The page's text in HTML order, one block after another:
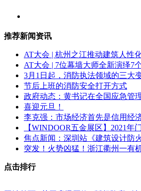
推荐新闻资讯
AT大会 | 杭州之江推动建筑人性
AT大会 | 7位幕墙大师全新演绎7
3月1日起，消防执法领域的三大
节后上班的消防安全打开方式
政府动态：黄书记在全国应急管
喜迎元旦！
李克强：市场经济首先是信用经
【WINDOOR五金展区】2021年
焦点新闻：深圳站《建筑设计防
突发！火势凶猛！浙江衢州一有
点击排行